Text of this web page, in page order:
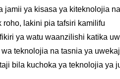
jamii ya kisasa ya kiteknolojia
roho, lakini pia tafsiri kamilifu
ya watu waanzilishi katika
teknolojia na tasnia ya
bila kuchoka ya teknolojia ya